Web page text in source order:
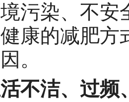
污染、不安
康的减肥方
。
洁、过频